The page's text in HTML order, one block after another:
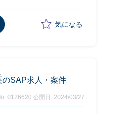
析、改善案の検討
気になる
のSAP求人・案件
0126620 公開日: 2024/03/27